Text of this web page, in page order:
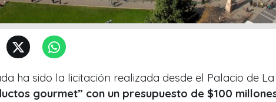
ha sido la licitación realizada desde el Palacio de
gourmet” con un presupuesto de $100